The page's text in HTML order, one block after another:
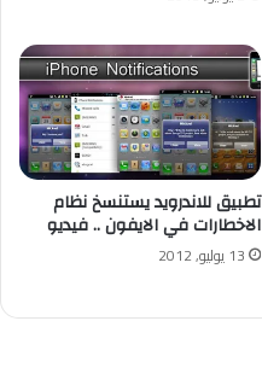
تطبيق للاندرويد يستنسخ نظام
الاخطارات في الايفون .. فيديو
13 يوليو, 2012